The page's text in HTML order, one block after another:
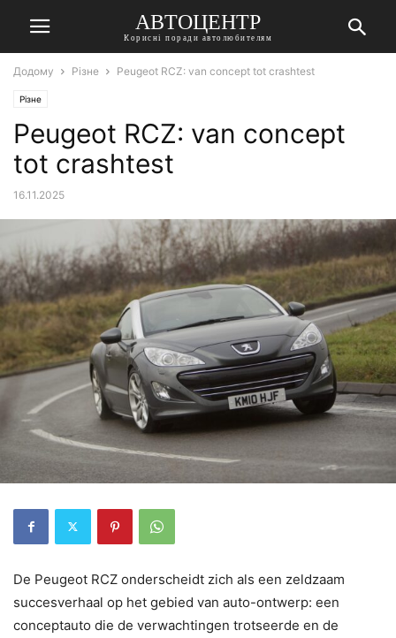
АВТОЦЕНТР
Корисні поради автолюбителям
Додому Різне Peugeot RCZ: van concept tot crashtest
Різне
Peugeot RCZ: van concept
tot crashtest
16.11.2025
De Peugeot RCZ onderscheidt zich als een zeldzaam
succesverhaal op het gebied van auto-ontwerp: een
conceptauto die de verwachtingen trotseerde en de